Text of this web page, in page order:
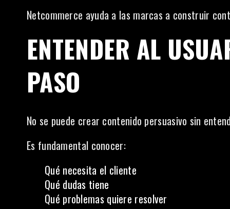
Netcommerce ayuda a las marcas a construir
ENTENDER AL
PASO
No se puede crear contenido persuasivo sin
Es fundamental conocer:
Qué necesita el cliente
Qué dudas tiene
Qué problemas quiere resolver